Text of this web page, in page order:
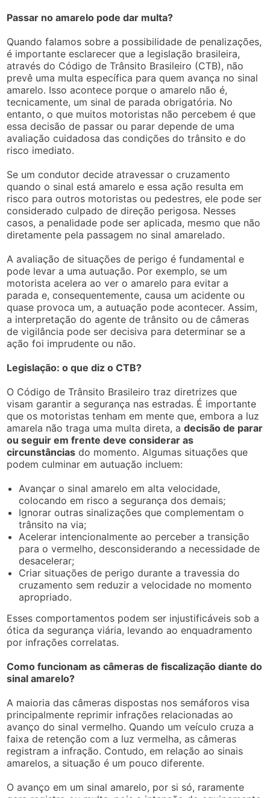
Passar no amarelo pode dar multa?
Quando falamos sobre a possibilidade de penalizações,
é importante esclarecer que a legislação brasileira,
através do Código de Trânsito Brasileiro (CTB), não
prevê uma multa específica para quem avança no sinal
amarelo. Isso acontece porque o amarelo não é,
tecnicamente, um sinal de parada obrigatória. No
entanto, o que muitos motoristas não percebem é que
essa decisão de passar ou parar depende de uma
avaliação cuidadosa das condições do trânsito e do
risco imediato.
Se um condutor decide atravessar o cruzamento
quando o sinal está amarelo e essa ação resulta em
risco para outros motoristas ou pedestres, ele pode ser
considerado culpado de direção perigosa. Nesses
casos, a penalidade pode ser aplicada, mesmo que não
diretamente pela passagem no sinal amarelado.
A avaliação de situações de perigo é fundamental e
pode levar a uma autuação. Por exemplo, se um
motorista acelera ao ver o amarelo para evitar a
parada e, consequentemente, causa um acidente ou
quase provoca um, a autuação pode acontecer. Assim,
a interpretação do agente de trânsito ou de câmeras
de vigilância pode ser decisiva para determinar se a
ação foi imprudente ou não.
Legislação: o que diz o CTB?
O Código de Trânsito Brasileiro traz diretrizes que
visam garantir a segurança nas estradas. É importante
que os motoristas tenham em mente que, embora a luz
amarela não traga uma multa direta, adecisão de parar
ou seguir em frente deve considerar as
circunstâncias do momento. Algumas situações que
podem culminar em autuação incluem:
Avançar o sinal amarelo em alta velocidade,
colocando em risco a segurança dos demais;
Ignorar outras sinalizações que complementam o
trânsito na via;
Acelerar intencionalmente ao perceber a transição
para o vermelho, desconsiderando a necessidade de
desacelerar;
Criar situações de perigo durante a travessia do
cruzamento sem reduzir a velocidade no momento
apropriado.
Esses comportamentos podem ser injustificáveis sob a
ótica da segurança viária, levando ao enquadramento
por infrações correlatas.
Como funcionam as câmeras de fiscalização diante do
sinal amarelo?
A maioria das câmeras dispostas nos semáforos visa
principalmente reprimir infrações relacionadas ao
avanço do sinal vermelho. Quando um veículo cruza a
faixa de retenção com a luz vermelha, as câmeras
registram a infração. Contudo, em relação ao sinais
amarelos, a situação é um pouco diferente.
O avanço em um sinal amarelo, por si só, raramente